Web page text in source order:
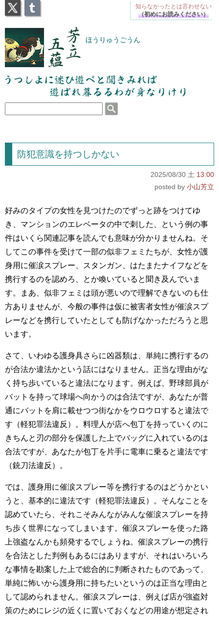
芳立五蘊 ほうりゅうごうん
うつしよに迷ひ遊べと聞きみれば遊ばれ暮るるわが
身なりけり
防犯意識を持つしかない
2025/08/30 土 13:00
小山芳立
好みのタイプの女性を見つけたのでずっと跡をつけてゆ
き、マンションのエレベータの中で刺した、という例の事
件はいくら関連記事を読んでも意味が分かりませんね。そ
してこの事件を受けて一部の似非フェミたちが、女性が護
身用に催涙スプレー、スタンガン、はたまたナイフなどを
携行するのを認めろ、とか喚いていると聞き及んでいま
す。まあ、似非フェミは頭が悪いので理解できないのも仕
方ありませんが、今般の事件は仮に被害者女性が催涙スプ
レーなどを携行していたとしても防げなかっただろうと思
います。
さて、いわゆる護身具さらに凶器類は、単純に携行するの
が合法か違法かという話にはなりません。正当な理由がな
く持ち歩いていると違法になります。例えば、野球部員が
バットを持って球場へ向かうのは合法ですが、あなたが普
通にバットを肩に載せつつ街なかをウロウロすると違法で
す（軽犯罪法違反）。料理人が店へ包丁を持っていくのに
きちんと刃の部分を保護した上でバッグに入れているのは
合法ですが、あなたが包丁を片手に電車に乗ると違法です
（銃刀法違反）。
では、護身用に催涙スプレー等を携行するのはどうかとい
うと、基本的に違法です（軽犯罪法違反）。そんなことを
認めていたら、それこそみんながみんな催涙スプレーを持
ち歩く世界になってしまいます。催涙スプレーを使った路
上強盗なんかも頻発するでしょうね。催涙スプレーの携行
を合法とした判例もあるにはありますが、それはいろいろ
な事情を勘案した上で総合的に判断されたものであって、
単純に怖いから護身用に持ちたいというのは正当な理由と
して認められません。催涙スプレーは、例えば店が強盗対
策のためにレジの近くに置いておくなどの用途が想定され
知らなかったとは言わせない
（初めにお読みください）
X Tumblr